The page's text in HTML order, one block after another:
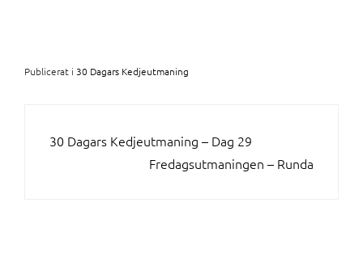
Publicerat i 30 Dagars Kedjeutmaning
INLÄGGSNAVIGERING
30 Dagars Kedjeutmaning – Dag 29
Fredagsutmaningen – Runda